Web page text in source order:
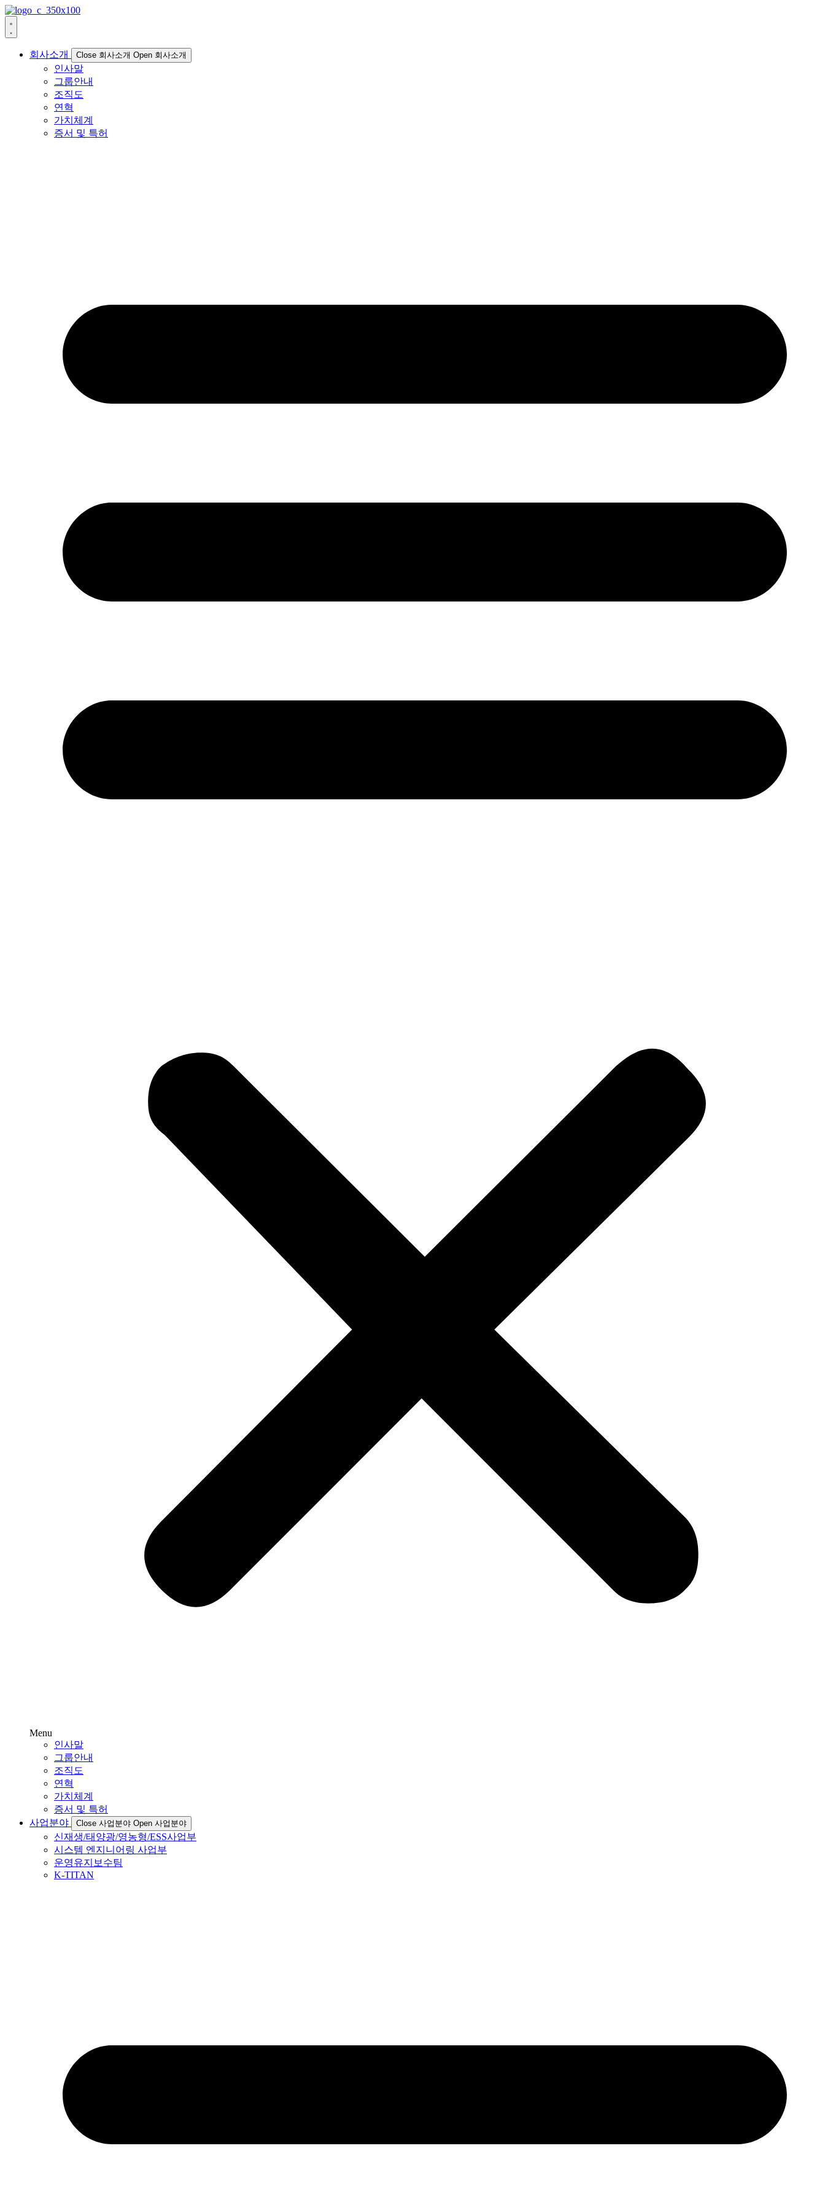
회사소개 Close 회사소개 Open 회사소개
인사말
그룹안내
조직도
연혁
가치체계
증서 및 특허
Menu
인사말
그룹안내
조직도
연혁
가치체계
증서 및 특허
사업분야
Close 사업분야 Open 사업분야
신재생/태양광/영농형/ESS사업부
시스템 엔지니어링 사업부
운영유지보수팀
K-TITAN